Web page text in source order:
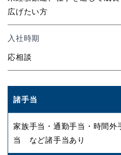
広げたい方
入社時期
応相談
諸手当
家族手当・通勤手当・時間外
当 など諸手当あり